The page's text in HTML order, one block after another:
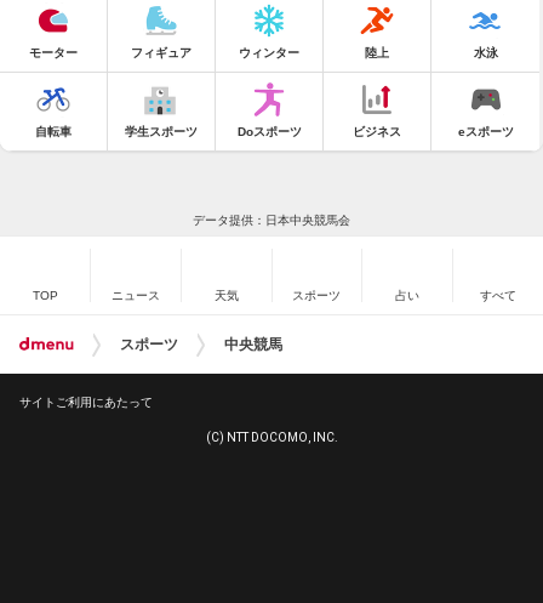
モーター フィギュア ウィンター 陸上 水泳
自転車 学生スポーツ Doスポーツ ビジネス eスポーツ
データ提供：日本中央競馬会
TOP ニュース 天気 スポーツ 占い すべて
スポーツ 中央競馬
サイトご利用にあたって
(C) NTT DOCOMO, INC.